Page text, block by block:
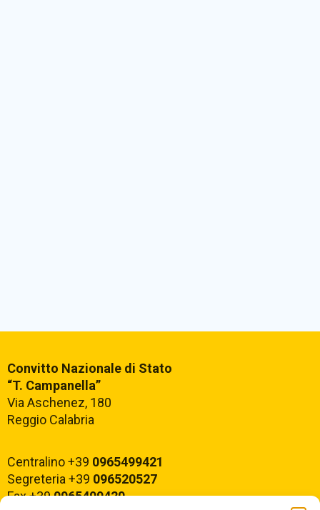
Convitto Nazionale di Stato
“T. Campanella”
Via Aschenez, 180
Reggio Calabria
Centralino +39 0965499421
Segreteria +39 096520527
Fax +390965499420